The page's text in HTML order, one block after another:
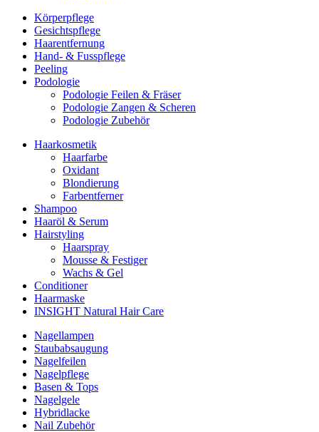
Körperpflege
Gesichtspflege
Haarentfernung
Hand- & Fusspflege
Peeling
Podologie
Podologie Feilen & Fräser
Podologie Zangen & Scheren
Podologie Zubehör
Haarkosmetik
Haarfarbe
Oxidant
Blondierung
Farbentferner
Shampoo
Haaröl & Serum
Hairstyling
Haarspray
Mousse & Festiger
Wachs & Gel
Conditioner
Haarmaske
INSIGHT Natural Hair Care
Nagellampen
Staubabsaugung
Nagelfeilen
Nagelpflege
Basen & Tops
Nagelgele
Hybridlacke
Nail Zubehör